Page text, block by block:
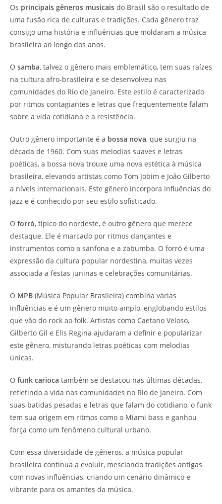
Os principais gêneros musicais do Brasil são o resultado de
uma fusão rica de culturas e tradições. Cada gênero traz
consigo uma história e influências que moldaram a música
brasileira ao longo dos anos.
O samba, talvez o gênero mais emblemático, tem suas raízes
na cultura afro-brasileira e se desenvolveu nas
comunidades do Rio de Janeiro. Este estilo é caracterizado
por ritmos contagiantes e letras que frequentemente falam
sobre a vida cotidiana e a resistência.
Outro gênero importante é a bossa nova, que surgiu na
década de 1960. Com suas melodias suaves e letras
poéticas, a bossa nova trouxe uma nova estética à música
brasileira, elevando artistas como Tom Jobim e João Gilberto
a níveis internacionais. Este gênero incorpora influências do
jazz e é conhecido por seu estilo sofisticado.
O forró, típico do nordeste, é outro gênero que merece
destaque. Ele é marcado por ritmos dançantes e
instrumentos como a sanfona e a zabumba. O forró é uma
expressão da cultura popular nordestina, muitas vezes
associada a festas juninas e celebrações comunitárias.
O MPB (Música Popular Brasileira) combina várias
influências e é um gênero muito amplo, englobando estilos
que vão do rock ao folk. Artistas como Caetano Veloso,
Gilberto Gil e Elis Regina ajudaram a definir e popularizar
este gênero, misturando letras poéticas com melodias
únicas.
O funk carioca também se destacou nas últimas décadas,
refletindo a vida nas comunidades no Rio de Janeiro. Com
suas batidas pesadas e letras que falam do cotidiano, o funk
tem sua origem em ritmos como o Miami bass e ganhou
força como um fenômeno cultural urbano.
Com essa diversidade de gêneros, a música popular
brasileira continua a evoluir, mesclando tradições antigas
com novas influências, criando um cenário dinâmico e
vibrante para os amantes da música.